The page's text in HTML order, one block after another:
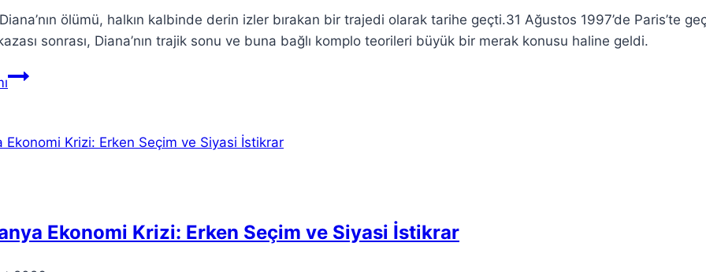
ölümü, halkın kalbinde derin izler bırakan bir trajedi olarak tarihe geçti.31 Ağustos 1997’de Paris’te
sonrası, Diana’nın trajik sonu ve buna bağlı komplo teorileri büyük bir merak konusu haline geldi.
Leydi
Komplo
Ekonomi Krizi: Erken Seçim ve Siyasi İstikrar